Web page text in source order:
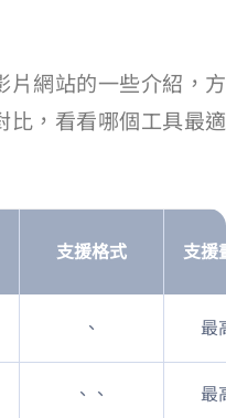
片網站的一些介紹，方
比，看看哪個工具最適
支援格式 支援
MP4、MP3 最高
MP4、WEBM、MP3 最高